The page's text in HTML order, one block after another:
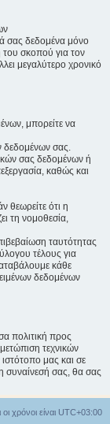
σας δεδομένα μόνο
του σκοπού για τον
μεγαλύτερο χρονικό
μπορείτε να
δεδομένων σας.
σας δεδομένων ή
καθώς και
θεωρείτε ότι η
τη νομοθεσία,
ταυτότητας
τέλους για
κάθε
δεδομένων
πολιτική προς
τεχνικών
μας και σε
συναίνεσή σας, θα σας
χρόνοι είναι UTC+03:00